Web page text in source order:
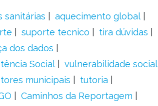
sanitárias
aquecimento global
suporte tecnico
tira dúvidas
dos dados
Social
vulnerabilidade social
municipais
tutoria
Caminhos da Reportagem